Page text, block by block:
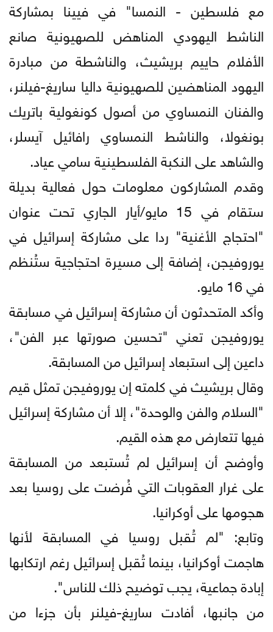
مع فلسطين - النمسا" في فيينا بمشاركة
الناشط اليهودي المناهض للصهيونية صانع
الأفلام حاييم بريشيث، والناشطة من مبادرة
اليهود المناهضين للصهيونية داليا ساريغ-فيلنر،
والفنان النمساوي من أصول كونغولية باتريك
بونغولا، والناشط النمساوي رافائيل آيسلر،
والشاهد على النكبة الفلسطينية سامي عياد.
وقدم المشاركون معلومات حول فعالية بديلة
ستقام في 15 مايو/أيار الجاري تحت عنوان
"احتجاج الأغنية" ردا على مشاركة إسرائيل في
يوروفيجن، إضافة إلى مسيرة احتجاجية ستُنظم
في 16 مايو.
وأكد المتحدثون أن مشاركة إسرائيل في مسابقة
يوروفيجن تعني "تحسين صورتها عبر الفن"،
داعين إلى استبعاد إسرائيل من المسابقة.
وقال بريشيث في كلمته إن يوروفيجن تمثل قيم
"السلام والفن والوحدة"، إلا أن مشاركة إسرائيل
فيها تتعارض مع هذه القيم.
وأوضح أن إسرائيل لم تُستبعد من المسابقة
على غرار العقوبات التي فُرضت على روسيا بعد
هجومها على أوكرانيا.
وتابع: "لم تُقبل روسيا في المسابقة لأنها
هاجمت أوكرانيا، بينما تُقبل إسرائيل رغم ارتكابها
إبادة جماعية، يجب توضيح ذلك للناس".
من جانبها، أفادت ساريغ-فيلنر بأن جزءا من